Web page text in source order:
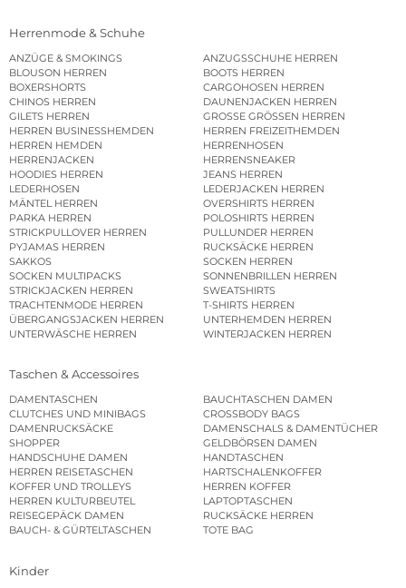
Herrenmode & Schuhe
ANZÜGE & SMOKINGS
ANZUGSSCHUHE HERREN
BLOUSON HERREN
BOOTS HERREN
BOXERSHORTS
CARGOHOSEN HERREN
CHINOS HERREN
DAUNENJACKEN HERREN
GILETS HERREN
GROSSE GRÖSSEN HERREN
HERREN BUSINESSHEMDEN
HERREN FREIZEITHEMDEN
HERREN HEMDEN
HERRENHOSEN
HERRENJACKEN
HERRENSNEAKER
HOODIES HERREN
JEANS HERREN
LEDERHOSEN
LEDERJACKEN HERREN
MÄNTEL HERREN
OVERSHIRTS HERREN
PARKA HERREN
POLOSHIRTS HERREN
STRICKPULLOVER HERREN
PULLUNDER HERREN
PYJAMAS HERREN
RUCKSÄCKE HERREN
SAKKOS
SOCKEN HERREN
SOCKEN MULTIPACKS
SONNENBRILLEN HERREN
STRICKJACKEN HERREN
SWEATSHIRTS
TRACHTENMODE HERREN
T-SHIRTS HERREN
ÜBERGANGSJACKEN HERREN
UNTERHEMDEN HERREN
UNTERWÄSCHE HERREN
WINTERJACKEN HERREN
Taschen & Accessoires
DAMENTASCHEN
BAUCHTASCHEN DAMEN
CLUTCHES UND MINIBAGS
CROSSBODY BAGS
DAMENRUCKSÄCKE
DAMENSCHALS & DAMENTÜCHER
SHOPPER
GELDBÖRSEN DAMEN
HANDSCHUHE DAMEN
HANDTASCHEN
HERREN REISETASCHEN
HARTSCHALENKOFFER
KOFFER UND TROLLEYS
HERREN KOFFER
HERREN KULTURBEUTEL
LAPTOPTASCHEN
REISEGEPÄCK DAMEN
RUCKSÄCKE HERREN
BAUCH- & GÜRTELTASCHEN
TOTE BAG
Kinder